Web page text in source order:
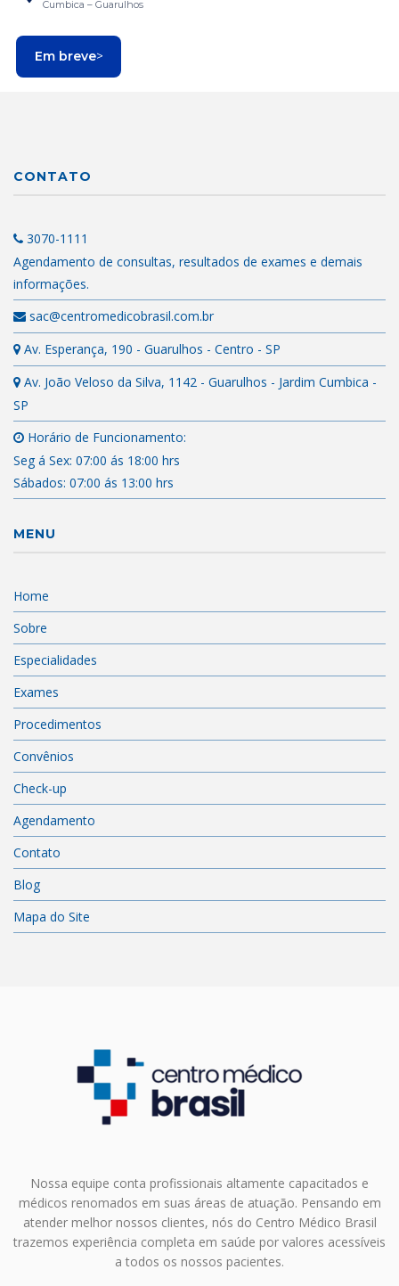
Cumbica – Guarulhos
Em breve>
CONTATO
3070-1111
Agendamento de consultas, resultados de exames e demais
informações.
sac@centromedicobrasil.com.br
Av. Esperança, 190 - Guarulhos - Centro - SP
Av. João Veloso da Silva, 1142 - Guarulhos - Jardim Cumbica -
SP
Horário de Funcionamento:
Seg á Sex: 07:00 ás 18:00 hrs
Sábados: 07:00 ás 13:00 hrs
MENU
Home
Sobre
Especialidades
Exames
Procedimentos
Convênios
Check-up
Agendamento
Contato
Blog
Mapa do Site
Nossa equipe conta profissionais altamente capacitados e
médicos renomados em suas áreas de atuação. Pensando em
atender melhor nossos clientes, nós do Centro Médico Brasil
trazemos experiência completa em saúde por valores acessíveis
a todos os nossos pacientes.